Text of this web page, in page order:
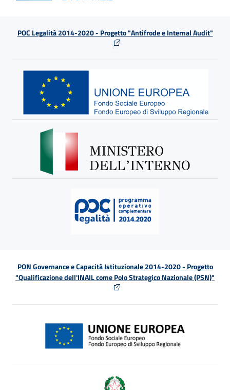
POC Legalità 2014-2020 - Progetto "Antifrode e Internal Audit"
PON Governance e Capacità Istituzionale 2014-2020 - Progetto
"Qualificazione dell'INAIL come Polo Strategico Nazionale (PSN)"